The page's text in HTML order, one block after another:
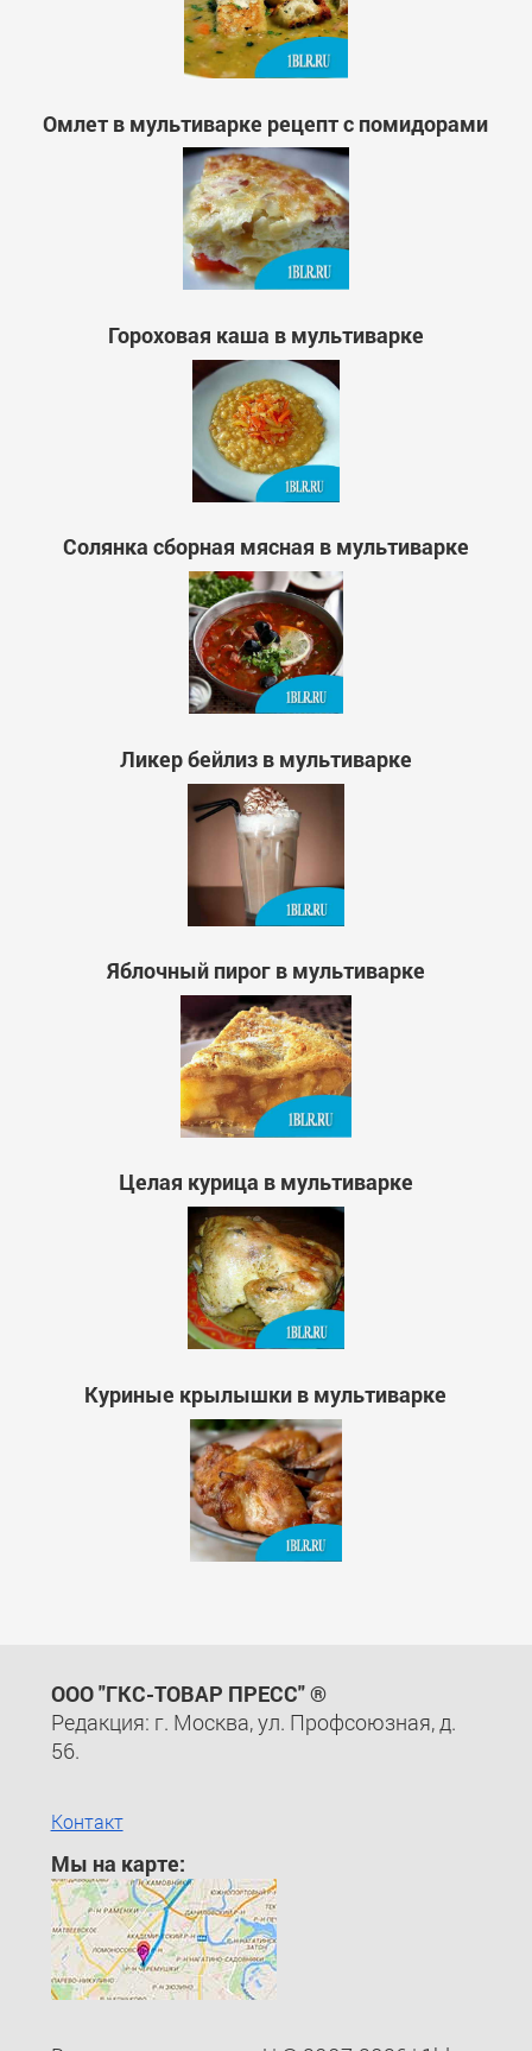
Омлет в мультиварке рецепт с помидорами
Гороховая каша в мультиварке
Солянка сборная мясная в мультиварке
Ликер бейлиз в мультиварке
Яблочный пирог в мультиварке
Целая курица в мультиварке
Куриные крылышки в мультиварке
ООО "ГКС-ТОВАР ПРЕСС" ®
Редакция: г. Москва, ул. Профсоюзная, д.
56.
Контакт
Мы на карте: